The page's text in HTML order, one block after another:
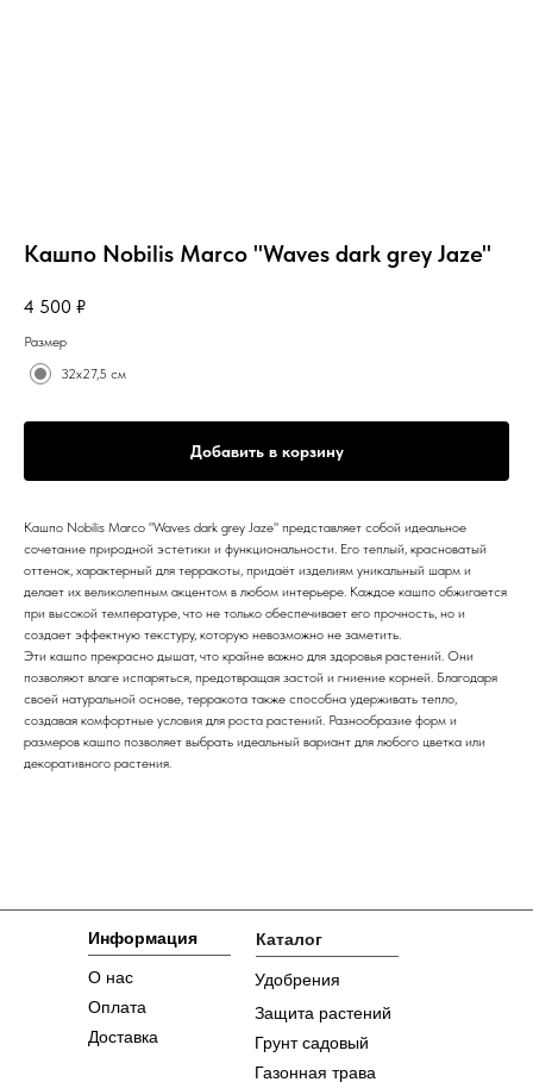
Кашпо Nobilis Marco "Waves dark grey Jaze"
4 500 ₽
Размер
32х27,5 см
Добавить в корзину
Кашпо Nobilis Marco "Waves dark grey Jaze" представляет собой идеальное
сочетание природной эстетики и функциональности. Его теплый, красноватый
оттенок, характерный для терракоты, придаёт изделиям уникальный шарм и
делает их великолепным акцентом в любом интерьере. Каждое кашпо обжигается
при высокой температуре, что не только обеспечивает его прочность, но и
создает эффектную текстуру, которую невозможно не заметить.
Эти кашпо прекрасно дышат, что крайне важно для здоровья растений. Они
позволяют влаге испаряться, предотвращая застой и гниение корней. Благодаря
своей натуральной основе, терракота также способна удерживать тепло,
создавая комфортные условия для роста растений. Разнообразие форм и
размеров кашпо позволяет выбрать идеальный вариант для любого цветка или
декоративного растения.
Информация
Каталог
О нас
Оплата
Доставка
Удобрения
Защита растений
Грунт садовый
Газонная трава